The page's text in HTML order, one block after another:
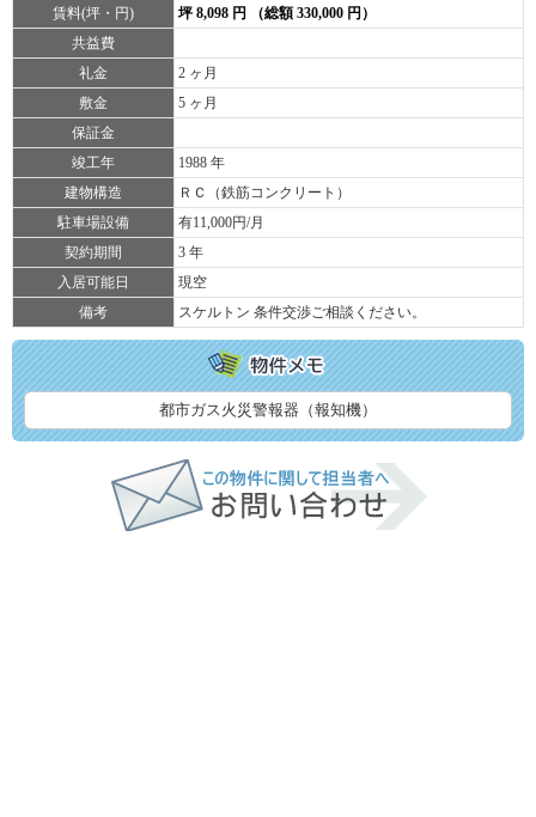
賃料(坪・円)
坪 8,098 円 （総額 330,000 円）
共益費
礼金
2 ヶ月
敷金
5 ヶ月
保証金
竣工年
1988 年
建物構造
ＲＣ（鉄筋コンクリート）
駐車場設備
有11,000円/月
契約期間
3 年
入居可能日
現空
備考
スケルトン 条件交渉ご相談ください。
都市ガス火災警報器（報知機）